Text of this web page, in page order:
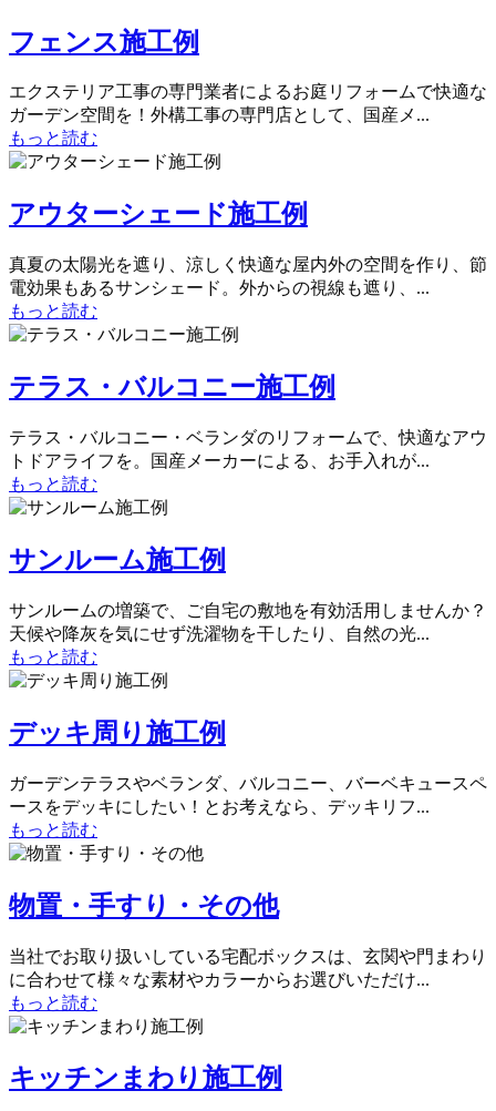
フェンス施工例
エクステリア工事の専門業者によるお庭リフォームで快適な
ガーデン空間を！外構工事の専門店として、国産メ...
もっと読む
アウターシェード施工例
真夏の太陽光を遮り、涼しく快適な屋内外の空間を作り、節
電効果もあるサンシェード。外からの視線も遮り、...
もっと読む
テラス・バルコニー施工例
テラス・バルコニー・ベランダのリフォームで、快適なアウ
トドアライフを。国産メーカーによる、お手入れが...
もっと読む
サンルーム施工例
サンルームの増築で、ご自宅の敷地を有効活用しませんか？
天候や降灰を気にせず洗濯物を干したり、自然の光...
もっと読む
デッキ周り施工例
ガーデンテラスやベランダ、バルコニー、バーベキュースペ
ースをデッキにしたい！とお考えなら、デッキリフ...
もっと読む
物置・手すり・その他
当社でお取り扱いしている宅配ボックスは、玄関や門まわり
に合わせて様々な素材やカラーからお選びいただけ...
もっと読む
キッチンまわり施工例